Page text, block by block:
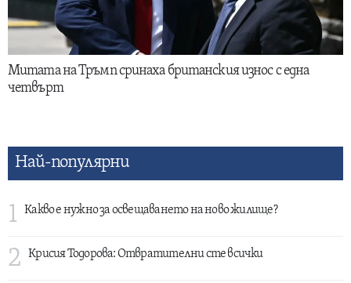
Митата на Тръмп сринаха британския износ с една
четвърт
Най-популярни
1 Какво е нужно за освещаването на ново жилище?
2 Крисия Тодорова: Отвратителни сте всички